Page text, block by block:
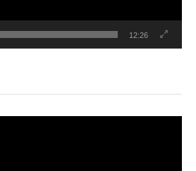
12:26